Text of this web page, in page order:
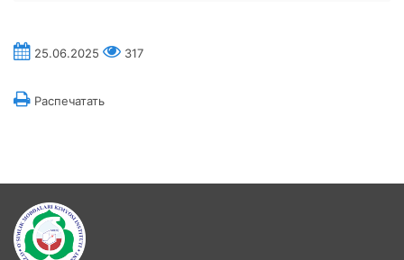
25.06.2025 317
Распечатать